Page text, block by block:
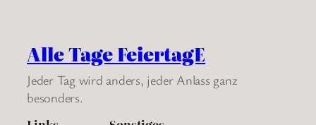
Alle Tage FeiertagE
Jeder Tag wird anders, jeder Anlass ganz
besonders.